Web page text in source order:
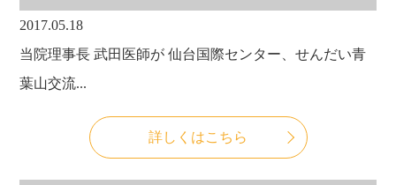
2017.05.18
当院理事長 武田医師が 仙台国際センター、せんだい青
葉山交流...
詳しくはこちら